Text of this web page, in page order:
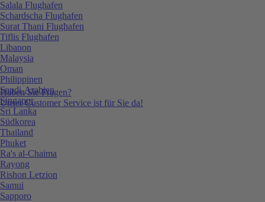
Haben Sie Fragen?
Unser Customer Service ist für Sie da!
Salala Flughafen
Schardscha Flughafen
Surat Thani Flughafen
Tiflis Flughafen
Libanon
Malaysia
Oman
Philippinen
Saudi-Arabien
Singapur
Sri Lanka
Südkorea
Thailand
Phuket
Ra's al-Chaima
Rayong
Rishon Letzion
Samui
Sapporo